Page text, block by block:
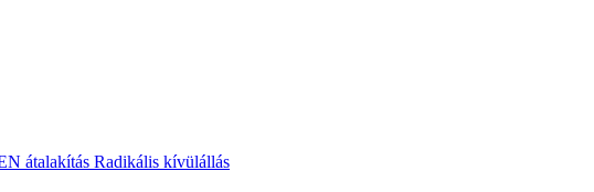
átalakítás Radikális kívülállás